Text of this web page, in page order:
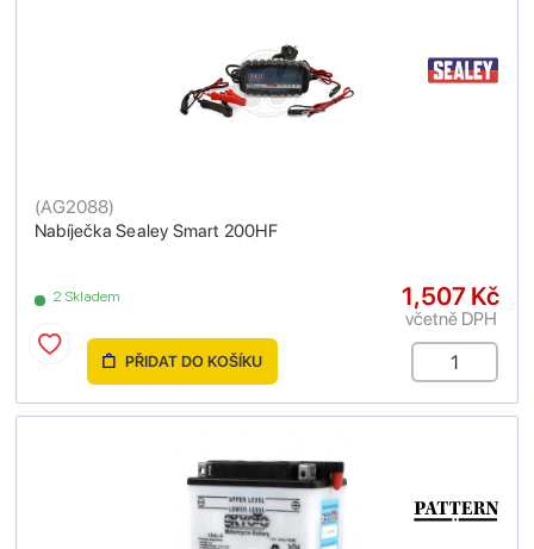
Nabíječka Sealey Smart 200HF
(AG2088)
2 Skladem 1,507 Kč
včetně DPH
PŘIDAT DO KOŠÍKU